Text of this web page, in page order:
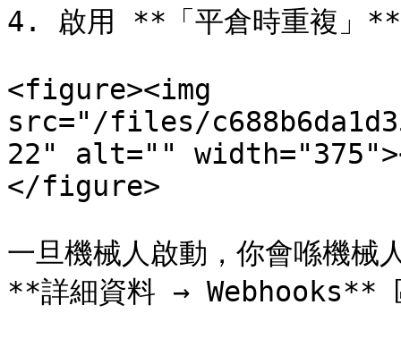
4. 啟用 **「平倉時重複」**
<figure><img
src="/files/
22" alt=""
</figure>
一旦機械人啟動，你會喺機
**詳細資料 → Webhooks**